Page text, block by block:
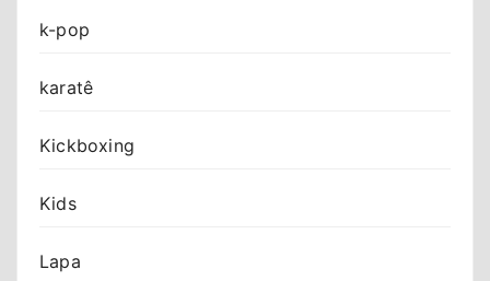
k-pop
karatê
Kickboxing
Kids
Lapa